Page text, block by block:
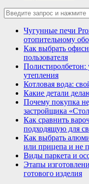
Чугунные печи
отопительному
Как выбрать
пользователя
Полистиролбетон:
утепления
Котловая вода:
Какие детали
Почему покупка
застройщика
Как сравнить
подходящую для
Как выбрать
или прицепа и не
Виды паркета и
Этапы
готового изделия